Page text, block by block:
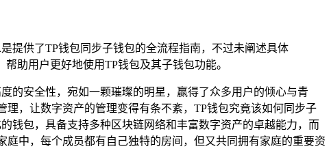
提供了TP钱包同步子钱包的全流程指南，不过未阐述具体
助用户更好地使用TP钱包及其子钱包功能。
的安全性，宛如一颗璀璨的明星，赢得了众多用户的倾心与青
，让数字资产的管理变得有条不紊，TP钱包究竟该如何同步子
钱包，具备支持多种区块链网络和丰富数字资产的卓越能力，而
中，每个成员都有自己独特的房间，但又共同拥有家庭的重要资